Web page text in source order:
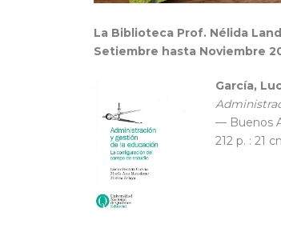
La Biblioteca Prof. Nélida
Setiembre hasta Noviembre
García,
— Buenos
212 p. : 21